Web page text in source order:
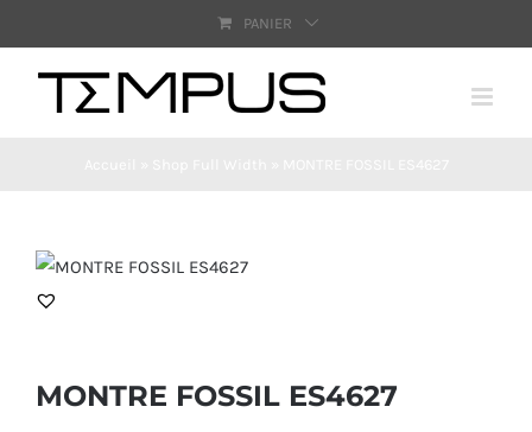
au
contenu
PANIER
MONTRE FOSSIL ES4627